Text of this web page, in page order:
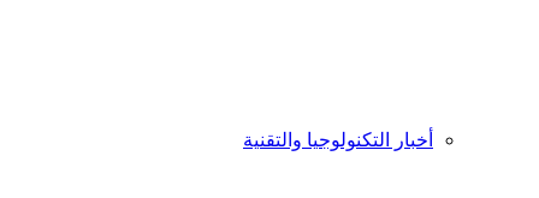
أخبار التكنولوجيا والتقنية